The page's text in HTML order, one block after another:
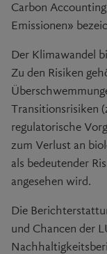
Carbon
Emissionen»
Der Klimawandel
Zu den Risiken
Transitionsrisiken
regulatorische
zum Verlust an
als bedeutender
angesehen wird.
Die
und Chancen der